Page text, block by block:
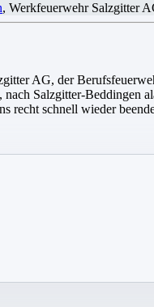
, Werkfeuerwehr Salzgitter
AG, der
Salzgitter-
recht schnell wieder